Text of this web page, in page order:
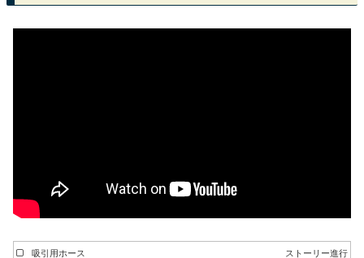
吸引用ホース ストーリー進行